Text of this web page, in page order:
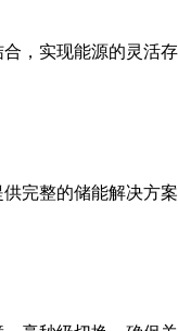
，实现能源的灵活
完整的储能解决方